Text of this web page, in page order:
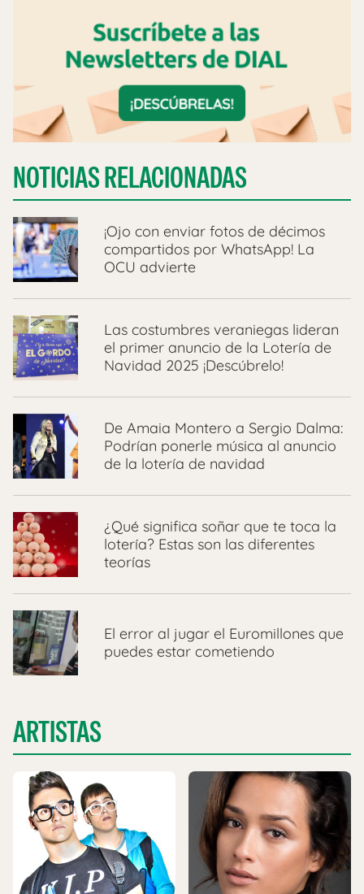
NOTICIAS RELACIONADAS
¡Ojo con enviar fotos de décimos
compartidos por WhatsApp! La
OCU advierte
Las costumbres veraniegas lideran
el primer anuncio de la Lotería de
Navidad 2025 ¡Descúbrelo!
De Amaia Montero a Sergio Dalma:
Podrían ponerle música al anuncio
de la lotería de navidad
¿Qué significa soñar que te toca la
lotería? Estas son las diferentes
teorías
El error al jugar el Euromillones que
puedes estar cometiendo
ARTISTAS